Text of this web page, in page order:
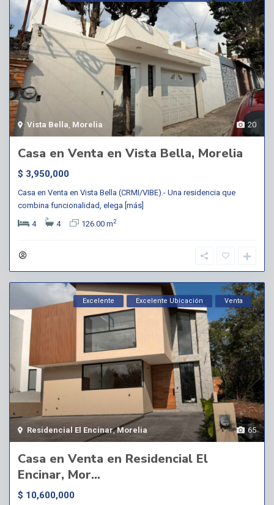
20
Vista Bella Morelia
Casa en Venta en Vista Bella, Morelia
$ 3,950,000
Casa en Venta en Vista Bella (CRMI/VIBE).- Una residencia que
combina funcionalidad, elega [más]
4
4 126.00 m2
65
Residencial El Encinar,Morelia
Excelente Excelente Ubicación Venta
Casa en Venta en Residencial El
Encinar, Mor...
$ 10,600,000